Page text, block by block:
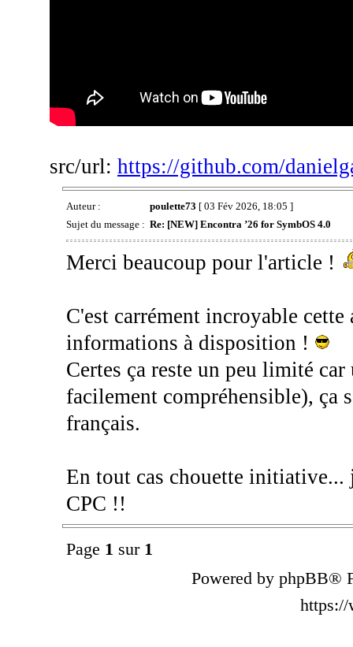
src/url: https://github.com/
Auteur : poulette73 [ 03 Fév 2026, 18:05 ]
Sujet du message : Re: [NEW] Encontra ’26 for SymbOS 4.0
Merci beaucoup pour l'article !
C'est carrément incroyable
informations à disposition !
Certes ça reste un peu limité
facilement compréhensible), ça
français.
En tout cas chouette
CPC !!
Page 1 sur 1
Powered by phpBB®
https://